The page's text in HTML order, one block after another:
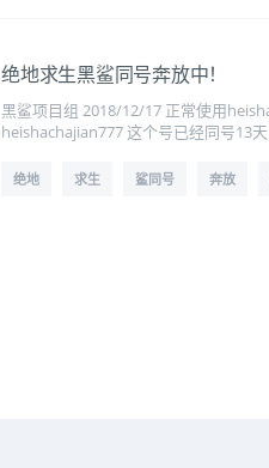
绝地求生黑鲨同号奔放中！
黑鲨项目组 2018/12/17 正常使用
heishachajian777 这个号已经同号13
绝地 求生 鲨同号 奔放